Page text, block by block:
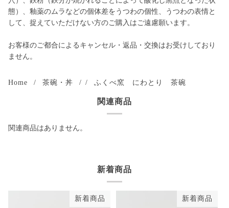
態）、釉薬のムラなどの個体差をうつわの個性、うつわの表情と
して、捉えていただけない方のご購入はご遠慮願います。
お客様のご都合によるキャンセル・返品・交換はお受けしており
ません。
Home / 茶碗・丼 / / ふくべ窯 にわとり 茶碗
関連商品
関連商品はありません。
新着商品
新着商品 新着商品